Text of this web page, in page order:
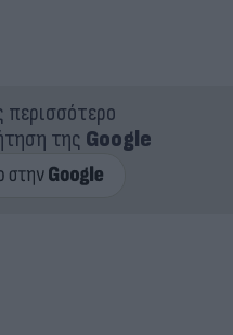
περισσότερο
της Google